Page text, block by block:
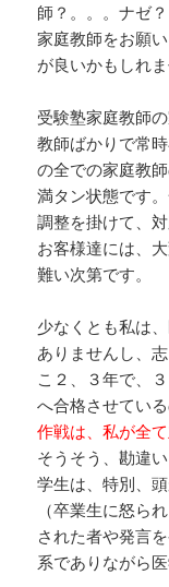
師？。。。ナゼ
家庭教師をお願
が良いかもしれま
受験塾家庭教師
教師ばかりで常
の全での家庭教
満タン状態です
調整を掛けて、
お客様達には、
難い次第です。
少なくとも私は
ありませんし、
こ２、３年で、
へ合格させてい
作戦は、私が全
そうそう、勘違
学生は、特別、
（卒業生に怒ら
された者や発言
系でありながら